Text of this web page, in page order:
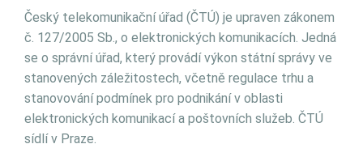
Český telekomunikační úřad (ČTÚ) je upraven zákonem
č. 127/2005 Sb., o elektronických komunikacích. Jedná
se o správní úřad, který provádí výkon státní správy ve
stanovených záležitostech, včetně regulace trhu a
stanovování podmínek pro podnikání v oblasti
elektronických komunikací a poštovních služeb. ČTÚ
sídlí v Praze.